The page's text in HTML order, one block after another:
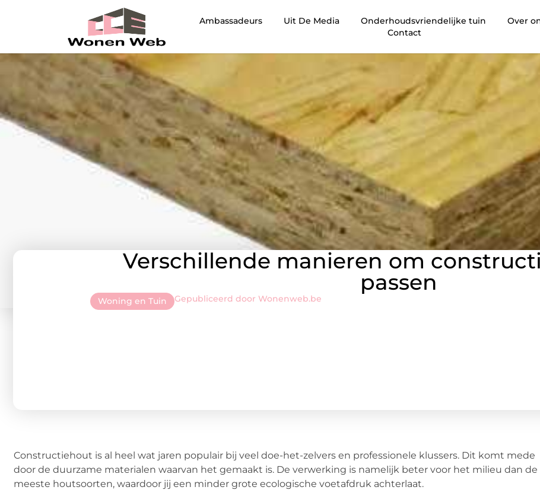
Ambassadeurs Uit De Media Onderhoudsvriendelijke tuin Over
Contact
Verschillende manieren om
passen
Woning en Tuin Gepubliceerd door Wonenweb.be
Constructiehout is al heel wat jaren populair bij veel doe-het-zelvers en professionele klussers. Dit komt mede
door de duurzame materialen waarvan het gemaakt is. De verwerking is namelijk beter voor het milieu dan de
meeste houtsoorten, waardoor jij een minder grote ecologische voetafdruk achterlaat.